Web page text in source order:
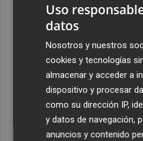
Uso
datos
Nosotros y nuestros
cookies y tecnologías
almacenar y acceder a
dispositivo y procesar
como su dirección IP,
y datos de navegación,
anuncios y contenido